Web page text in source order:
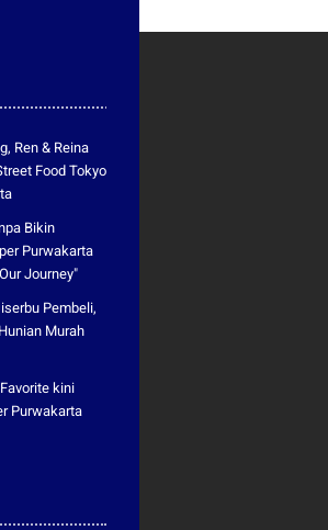
Ren & Reina
Food Tokyo
Bikin
Purwakarta
Journey"
Pembeli,
Murah
kini
Purwakarta